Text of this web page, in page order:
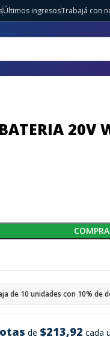
Últimos ingresosTrabajá con
20V
de $213,92 cada
de 10 unidades con 10% de